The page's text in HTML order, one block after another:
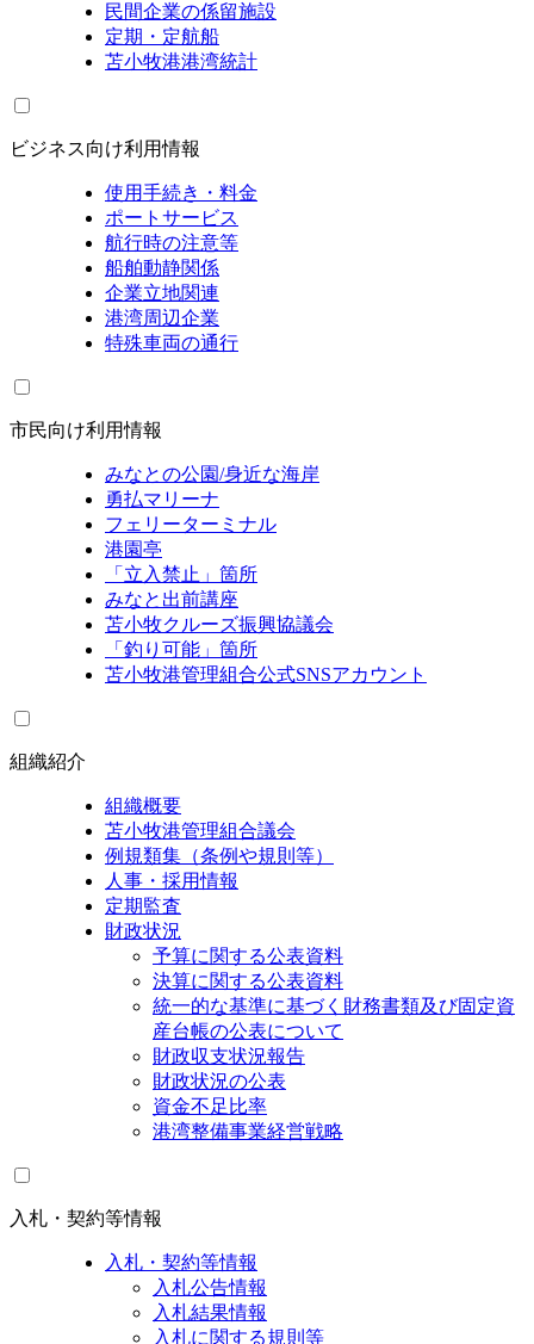
民間企業の係留施設
定期・定航船
苫小牧港港湾統計
ビジネス向け利用情報
使用手続き・料金
ポートサービス
航行時の注意等
船舶動静関係
企業立地関連
港湾周辺企業
特殊車両の通行
市民向け利用情報
みなとの公園/身近な海岸
勇払マリーナ
フェリーターミナル
港園亭
「立入禁止」箇所
みなと出前講座
苫小牧クルーズ振興協議会
「釣り可能」箇所
苫小牧港管理組合公式SNSアカウント
組織紹介
組織概要
苫小牧港管理組合議会
例規類集（条例や規則等）
人事・採用情報
定期監査
財政状況
予算に関する公表資料
決算に関する公表資料
統一的な基準に基づく財務書類及び固定資
産台帳の公表について
財政収支状況報告
財政状況の公表
資金不足比率
港湾整備事業経営戦略
入札・契約等情報
入札・契約等情報
入札公告情報
入札結果情報
入札に関する規則等